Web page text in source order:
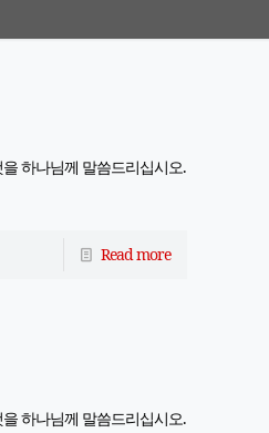
하나님께 말씀드리십시오.
Read more
하나님께 말씀드리십시오.